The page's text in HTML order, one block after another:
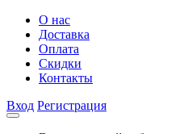
О нас
Доставка
Оплата
Скидки
Контакты
Вход Регистрация